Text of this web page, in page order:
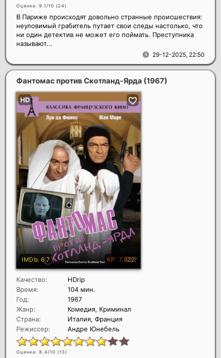
Оценка: 9.1/10 (24)
29-12-2025, 22:50
В Париже происходят довольно странные происшествия:
неуловимый грабитель путает свои следы настолько, что
ни один детектив не может его поймать. Преступника
называют...
Фантомас против Скотланд-Ярда (1967)
Качество:
HDrip
Время:
104 мин.
Год:
1967
Жанр:
Комедия, Криминал
Страна:
Италия, Франция
Режиссер:
Андре Юнебель
Оценка: 8.4/10 (13)